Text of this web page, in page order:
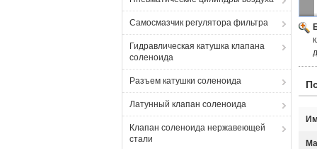
Самосмазчик регулятора фильтра
Гидравлическая катушка клапана
соленоида
Разъем катушки соленоида
Латунный клапан соленоида
Клапан соленоида нержавеющей
стали